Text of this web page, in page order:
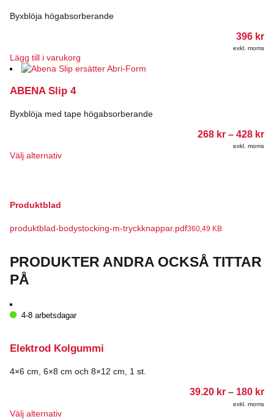
varianter.
kan
väljas
produktsidan
Byxblöja högabsorberande
396 kr
exkl. moms
Lägg till i varukorg
ABENA Slip 4
Byxblöja med tape högabsorberande
268 kr – 428 kr
exkl. moms
Välj alternativDen
olika
väljas
Produktblad
produktblad-bodystocking-m-tryckknappar.pdf360,49 KB
PRODUKTER ANDRA OCKSÅ TITTAR
PÅ
4-8 arbetsdagar
Elektrod Kolgummi
4×6 cm, 6×8 cm och 8×12 cm, 1 st.
39.20 kr – 180 kr
till
exkl. moms
Välj alternativDen